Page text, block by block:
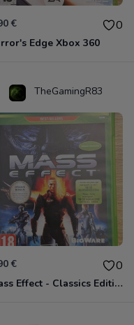
€ 0
Edge Xbox 360
TheGamingR83
€ 0
Mass Effect - Classics Edition Xbox 360